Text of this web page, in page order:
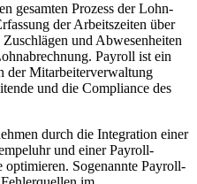
gesamten Prozess der Lohn-
der Arbeitszeiten über
und Abwesenheiten
Payroll ist ein
der Mitarbeiterverwaltung
und die Compliance des
durch die Integration einer
und einer Payroll-
Sogenannte Payroll-